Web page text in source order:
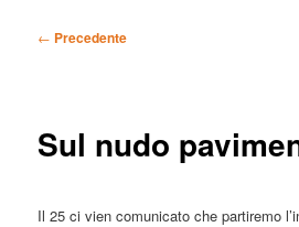
Navigazione
← Precedente
Sul nudo
Il 25 ci vien comunicato che partiremo